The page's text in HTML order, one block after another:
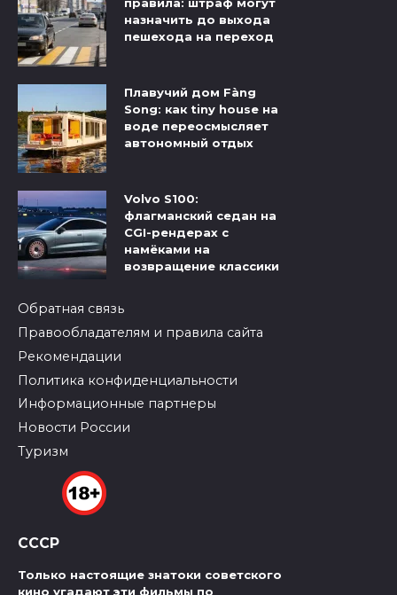
правила: штраф могут
назначить до выхода
пешехода на переход
Плавучий дом Fàng
Song: как tiny house на
воде переосмысляет
автономный отдых
Volvo S100:
флагманский седан на
CGI-рендерах с
намёками на
возвращение классики
Обратная связь
Правообладателям и правила сайта
Рекомендации
Политика конфиденциальности
Информационные партнеры
Новости России
Туризм
СССР
Только настоящие знатоки советского
кино угадают эти фильмы по